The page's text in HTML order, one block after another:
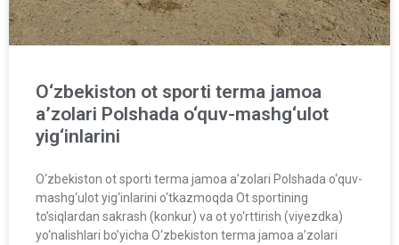
O‘zbekiston ot sporti terma jamoa
a’zolari Polshada o‘quv-mashg‘ulot
yig‘inlarini
O‘zbekiston ot sporti terma jamoa a’zolari Polshada o‘quv-
mashg‘ulot yig‘inlarini o‘tkazmoqda Ot sportining
to’siqlardan sakrash (konkur) va ot yo‘rttirish (viyezdka)
yo‘nalishlari bo’yicha O‘zbekiston terma jamoa a’zolari